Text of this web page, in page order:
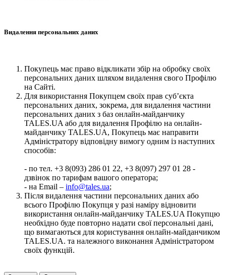
Видалення персональних даних
Покупець має право відкликати збір на обробку своїх
персональних даних шляхом видалення свого Профілю
на Сайті.
Для використання Покупцем своїх прав суб’єкта
персональних даних, зокрема, для видалення частини
персональних даних з баз онлайн-майданчику
TALES.UA або для видалення Профілю на онлайн-
майданчику TALES.UA, Покупець має направити
Адміністратору відповідну вимогу одним із наступних
способів:
- по тел. +3 8(093) 286 01 22, +3 8(097) 297 01 28 -
дзвінок по тарифам вашого оператора;
- на Email – info@tales.ua;
Після видалення частини персональних даних або
всього Профілю Покупця у разі наміру відновити
використання онлайн-майданчику TALES.UA Покупцю
необхідно буде повторно надати свої персональні дані,
що вимагаються для користування онлайн-майданчиком
TALES.UA. та належного виконання Адміністратором
своїх функцій.